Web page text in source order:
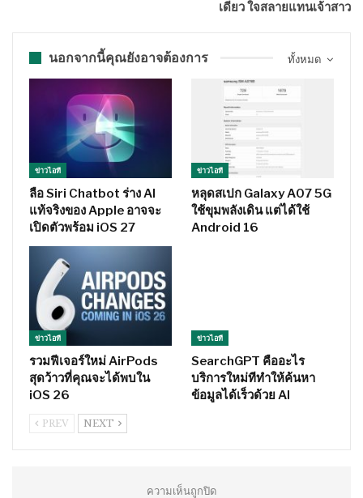
เดียว ใจสลายแทนเจ้าสาว
ทั้งหมด
นอกจากนี้คุณยังอาจต้องการ
ข่าวไอที
ลือ Siri Chatbot ร่าง AI
แท้จริงของ Apple อาจจะ
เปิดตัวพร้อม iOS 27
ข่าวไอที
หลุดสเปก Galaxy A07 5G
ใช้ขุมพลังเดิน แต่ได้ใช้
Android 16
ข่าวไอที
รวมฟีเจอร์ใหม่ AirPods
สุดว้าวที่คุณจะได้พบใน
iOS 26
ข่าวไอที
SearchGPT คืออะไร
บริการใหม่ทีทำให้ค้นหา
ข้อมูลได้เร็วด้วย AI
PREV NEXT
ความเห็นถูกปิด